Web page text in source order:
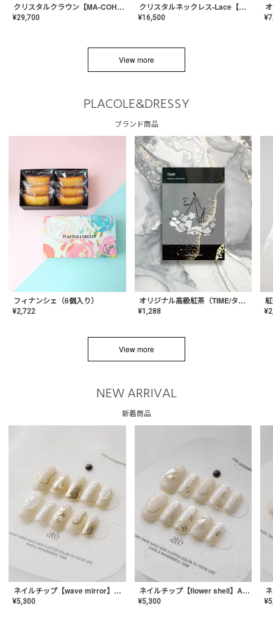
クリスタルクラウン【MA-COHD-01】韓国風クラウン/ウェディングクラウン/ティアラ
¥29,700
クリスタルネックレス-Lace【MA-CONL-02】
¥16,500 ¥
View more
PLACOLE&DRESSY
ブランド商品
フィナンシェ（6個入り）
¥2,722
オリジナル高級紅茶（TIME/タイム）【ギフト/プチギフト/プレゼント/内祝い/結婚式/オリジナル配合/高品質/ハーブティー/茶葉/記念日/お返し/手土産/美容/おしゃれ】
¥1,288 ¥
View more
NEW ARRIVAL
新着商品
ネイルチップ【wave mirror】AE-CONA-04
¥5,300
ネイルチップ【flower shell】AE-CONA-03
¥5,300 ¥